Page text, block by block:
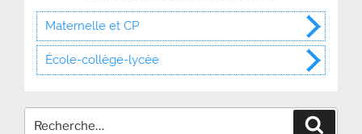
Maternelle et CP
École-collège-lycée